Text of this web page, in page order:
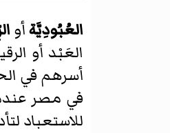
العُبُودِيَّةأو
العَبْد أو
أسرهم في
في مصر
للاستعباد